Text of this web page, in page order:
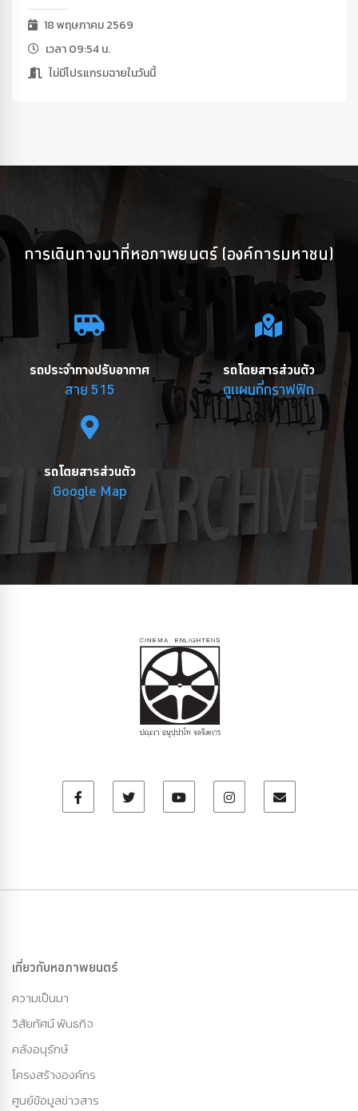
18 พฤษภาคม 2569
เวลา 09:54 น.
ไม่มีโปรแกรมฉายในวันนี้
การเดินทางมาที่หอภาพยนตร์ (องค์การมหาชน)
รถประจำทางปรับอากาศ
สาย 515
รถโดยสารส่วนตัว
ดูแผนที่กราฟฟิก
รถโดยสารส่วนตัว
Google Map
เกี่ยวกับหอภาพยนตร์
ความเป็นมา
วิสัยทัศน์ พันธกิจ
คลังอนุรักษ์
โครงสร้างองค์กร
ศูนย์ข้อมูลข่าวสาร